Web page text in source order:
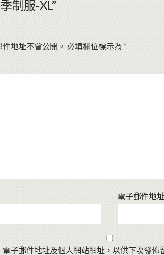
制服-XL”
地址不會公開。 必填欄位標示為 *
電子郵件地址
子郵件地址及個人網站網址，以供下次發佈